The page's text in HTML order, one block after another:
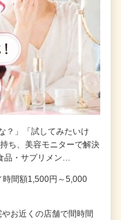
？」「試してみたいけ
ち、美容モニターで解決
品・サプリメン…
間額1,500円～5,000
お近くの店舗で間時間